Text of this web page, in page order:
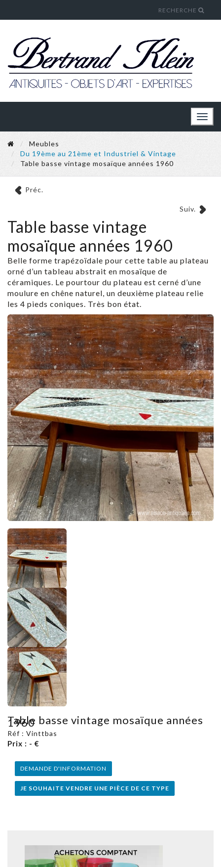
RECHERCHE
Meubles
Du 19ème au 21ème et Industriel & Vintage
Table basse vintage mosaïque années 1960
Préc.
Suiv.
Table basse vintage
mosaïque années 1960
Belle forme trapézoïdale pour cette table au plateau
orné d’un tableau abstrait en mosaïque de
céramiques. Le pourtour du plateau est cerné d’une
moulure en chêne naturel, un deuxième plateau relie
les 4 pieds coniques. Très bon état.
Table basse vintage mosaïque années
1960
Réf : Vinttbas
Prix : - €
DEMANDE D'INFORMATION
JE SOUHAITE VENDRE UNE PIÈCE DE CE TYPE